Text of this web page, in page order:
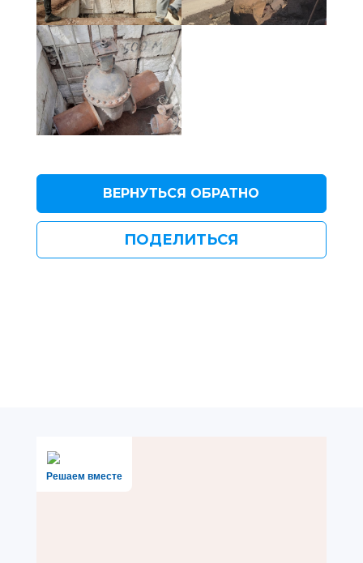
ВЕРНУТЬСЯ ОБРАТНО
ПОДЕЛИТЬСЯ
Решаем вместе